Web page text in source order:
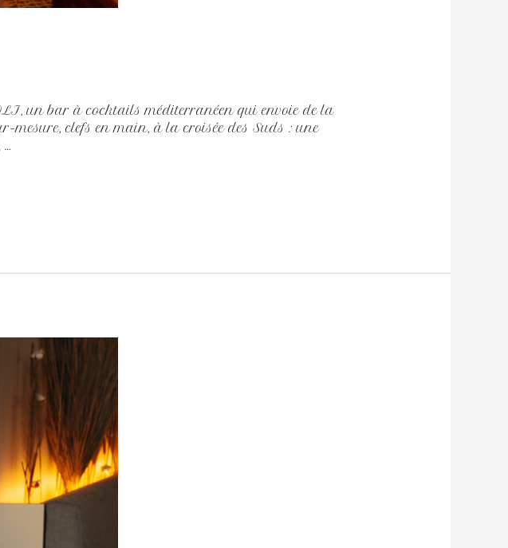
un bar à cocktails méditerranéen qui envoie de la
clefs en main, à la croisée des Suds : une
…